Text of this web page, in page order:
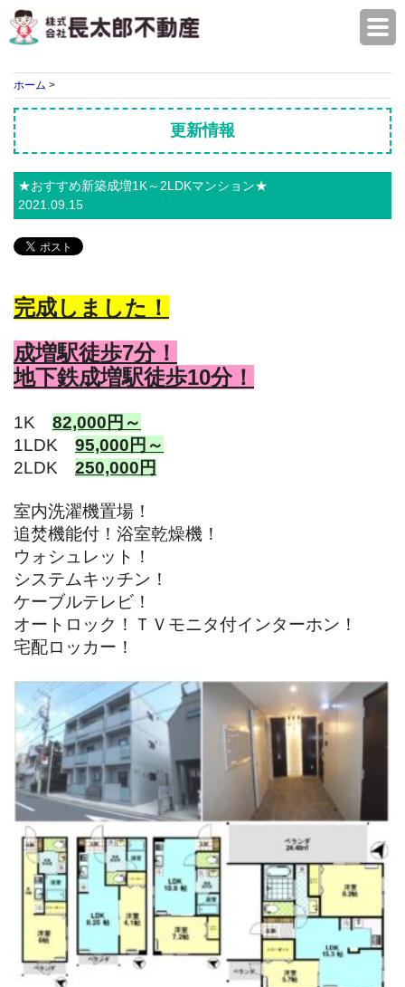
ホーム >
更新情報
★おすすめ新築成増1K～2LDKマンション★
2021.09.15
完成しました！
成増駅徒歩7分！
地下鉄成増駅徒歩10分！
1K 82,000円～
1LDK 95,000円～
2LDK 250,000円
室内洗濯機置場！
追焚機能付！浴室乾燥機！
ウォシュレット！
システムキッチン！
ケーブルテレビ！
オートロック！ＴＶモニタ付インターホン！
宅配ロッカー ！